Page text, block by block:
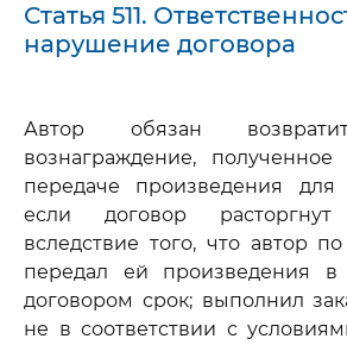
Статья 511.
нарушение договора
Автор обязан
вознаграждение,
передаче произведения для
если договор расторгнут
вследствие того, что автор
передал ей произведения в
договором срок; выполнил
не в соответствии с